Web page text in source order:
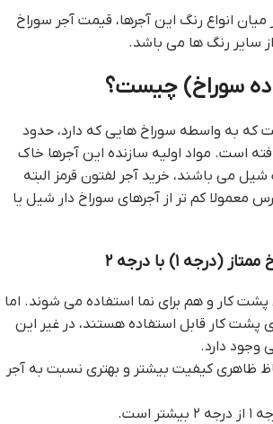
میان انواع رنگ این آجرها، قیمت آجر سوراخ
از سایر رنگ ها می باشد.
ده سوراخ) چیست؟
است که به واسطه سوراخ هایی که دارد، حدود
است. مواد اولیه سازنده این آجرها خاک
می باشند، خرید آجر لفتون قرمز البته
معمولا کم تر از آجرهای سوراخ دار شیل یا
۱ هم برای پشت کار و هم برای نما استفاده می شوند. اما
وجود دارد.
درجه ۱ از لحاظ ظاهری کیفیت بیشتر و بهتری نسبت به آجر
است.